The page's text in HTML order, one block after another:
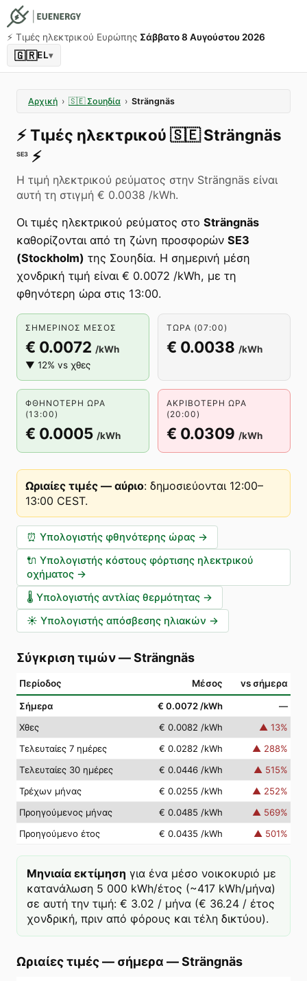
⚡️ Τιμές ηλεκτρικού Ευρώπης Σάββατο 8 Αυγούστου 2026
🇬🇷EL▾
Αρχική › 🇸🇪 Σουηδία › Strängnäs
⚡️Τιμές ηλεκτρικού 🇸🇪 Strängnäs
SE3 ⚡️
Η τιμή ηλεκτρικού ρεύματος στην Strängnäs είναι
αυτή τη στιγμή € 0.0038 /kWh.
Οι τιμές ηλεκτρικού ρεύματος στο Strängnäs
καθορίζονται από τη ζώνη προσφορών SE3
(Stockholm) της Σουηδία. Η σημερινή μέση
χονδρική τιμή είναι € 0.0072 /kWh, με τη
φθηνότερη ώρα στις 13:00.
ΣΗΜΕΡΙΝΌΣ ΜΈΣΟΣ
€ 0.0072 /kWh
▼ 12% vs χθες
ΤΏΡΑ (07:00)
€ 0.0038 /kWh
ΦΘΗΝΌΤΕΡΗ ΏΡΑ
(13:00)
€ 0.0005 /kWh
ΑΚΡΙΒΌΤΕΡΗ ΏΡΑ
(20:00)
€ 0.0309 /kWh
Ωριαίες τιμές — αύριο: δημοσιεύονται 12:00–
13:00 CEST.
⏰ Υπολογιστής φθηνότερης ώρας →
🔌 Υπολογιστής κόστους φόρτισης ηλεκτρικού
οχήματος →
🌡️ Υπολογιστής αντλίας θερμότητας →
☀️ Υπολογιστής απόσβεσης ηλιακών →
Σύγκριση τιμών—Strängnäs
Περίοδος Μέσος vs σήμερα
Σήμερα € 0.0072 /kWh
—
Χθες
€ 0.0082 /kWh ▲ 13%
Τελευταίες 7 ημέρες
€ 0.0282 /kWh ▲ 288%
Τελευταίες 30 ημέρες
€ 0.0446 /kWh ▲ 515%
Τρέχων μήνας
€ 0.0255 /kWh ▲ 252%
Προηγούμενος μήνας
€ 0.0485 /kWh ▲ 569%
Προηγούμενο έτος
€ 0.0435 /kWh ▲ 501%
Μηνιαία εκτίμηση για ένα μέσο νοικοκυριό με
κατανάλωση 5 000 kWh/έτος (~417 kWh/μήνα)
σε αυτή την τιμή: € 3.02 / μήνα (€ 36.24 / έτος
χονδρική, πριν από φόρους και τέλη δικτύου).
Ωριαίες τιμές — σήμερα —Strängnäs